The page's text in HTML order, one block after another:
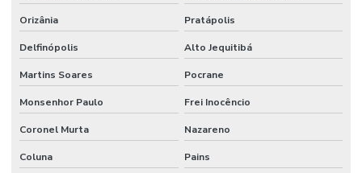
Orizânia Pratápolis
Delfinópolis Alto Jequitibá
Martins Soares Pocrane
Monsenhor Paulo Frei Inocêncio
Coronel Murta Nazareno
Coluna Pains